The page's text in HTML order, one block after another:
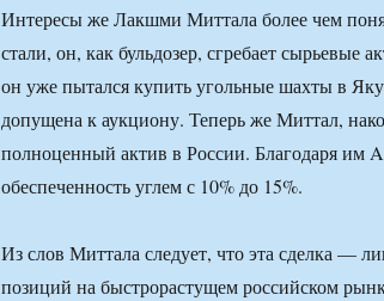
Интересы же Лакшми Миттала более чем
стали, он, как бульдозер, сгребает
он уже пытался купить угольные шахты в
допущена к аукциону. Теперь же Миттал,
полноценный актив в России. Благодаря им
обеспеченность углем с 10% до 15%.
Из слов Миттала следует, что эта сделка —
позиций на быстрорастущем российском